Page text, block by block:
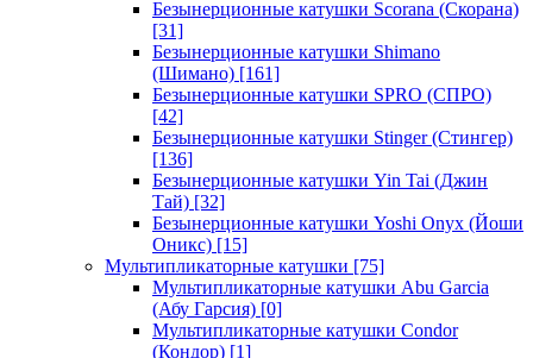
Безынерционные катушки Scorana (Скорана)
[31]
Безынерционные катушки Shimano
(Шимано) [161]
Безынерционные катушки SPRO (СПРО)
[42]
Безынерционные катушки Stinger (Стингер)
[136]
Безынерционные катушки Yin Tai (Джин
Тай) [32]
Безынерционные катушки Yoshi Onyx (Йоши
Оникс) [15]
Мультипликаторные катушки [75]
Мультипликаторные катушки Abu Garcia
(Абу Гарсия) [0]
Мультипликаторные катушки Condor
(Кондор) [1]